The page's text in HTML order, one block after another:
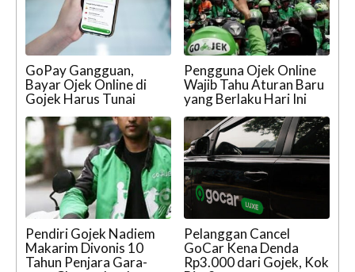
GoPay Gangguan,
Bayar Ojek Online di
Gojek Harus Tunai
Pengguna Ojek Online
Wajib Tahu Aturan Baru
yang Berlaku Hari Ini
Pendiri Gojek Nadiem
Makarim Divonis 10
Tahun Penjara Gara-
Pelanggan Cancel
GoCar Kena Denda
Rp3.000 dari Gojek, Kok